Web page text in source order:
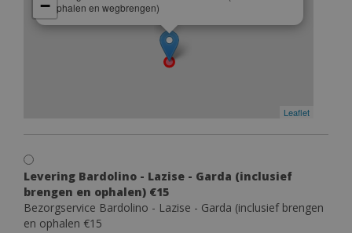
ophalen en wegbrengen)
−
Leaflet
Levering Bardolino - Lazise - Garda (inclusief
brengen en ophalen) €15
Bezorgservice Bardolino - Lazise - Garda (inclusief brengen
en ophalen €15